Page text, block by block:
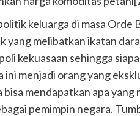
keluarga di masa Orde
yang melibatkan ikatan
kekuasaan sehingga
ini menjadi orang yang
bisa mendapatkan apa
pemimpin negara.